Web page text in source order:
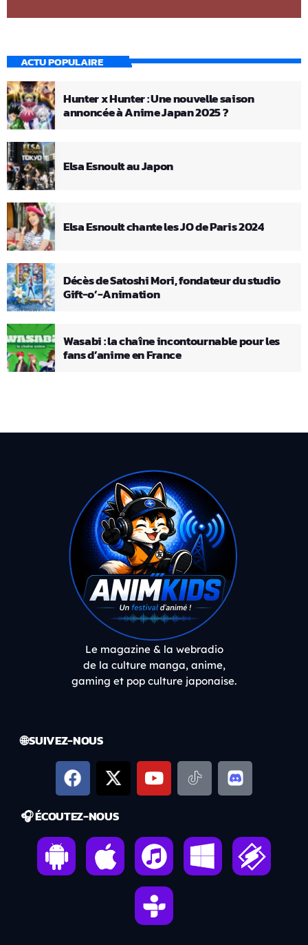
ACTU POPULAIRE
Hunter x Hunter : Une nouvelle saison
annoncée à Anime Japan 2025 ?
Elsa Esnoult au Japon
Elsa Esnoult chante les JO de Paris 2024
Décès de Satoshi Mori, fondateur du studio
Gift-o’-Animation
Wasabi : la chaîne incontournable pour les
fans d’anime en France
Le magazine & la webradio
de la culture manga, anime,
gaming et pop culture japonaise.
🌐 SUIVEZ-NOUS
🎧 ÉCOUTEZ-NOUS